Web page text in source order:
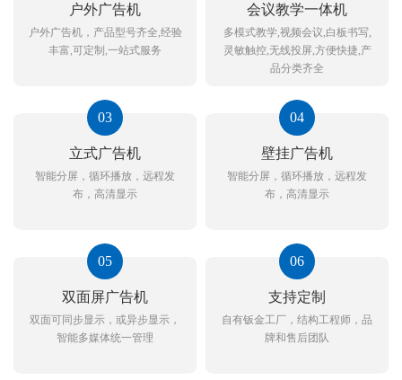
户外广告机
户外广告机，产品型号齐全,经验
丰富,可定制,一站式服务
会议教学一体机
多模式教学,视频会议,白板书写,
灵敏触控,无线投屏,方便快捷,产
品分类齐全
03
立式广告机
智能分屏，循环播放，远程发
布，高清显示
04
壁挂广告机
智能分屏，循环播放，远程发
布，高清显示
05
双面屏广告机
双面可同步显示，或异步显示，
智能多媒体统一管理
06
支持定制
自有钣金工厂，结构工程师，品
牌和售后团队